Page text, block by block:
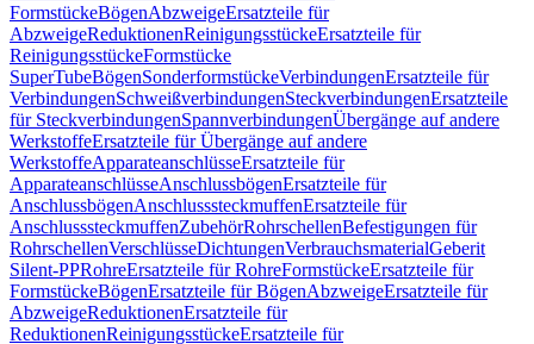
FormstückeBögenAbzweigeErsatzteile für
AbzweigeReduktionenReinigungsstückeErsatzteile für
ReinigungsstückeFormstücke
SuperTubeBögenSonderformstückeVerbindungenErsatzteile für
VerbindungenSchweißverbindungenSteckverbindungenErsatzteile
für SteckverbindungenSpannverbindungenÜbergänge auf andere
WerkstoffeErsatzteile für Übergänge auf andere
WerkstoffeApparateanschlüsseErsatzteile für
ApparateanschlüsseAnschlussbögenErsatzteile für
AnschlussbögenAnschlusssteckmuffenErsatzteile für
AnschlusssteckmuffenZubehörRohrschellenBefestigungen für
RohrschellenVerschlüsseDichtungenVerbrauchsmaterialGeberit
Silent-PPRohreErsatzteile für RohreFormstückeErsatzteile für
FormstückeBögenErsatzteile für BögenAbzweigeErsatzteile für
AbzweigeReduktionenErsatzteile für
ReduktionenReinigungsstückeErsatzteile für